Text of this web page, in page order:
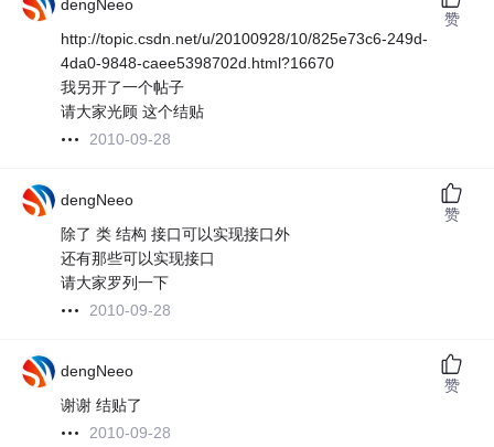
dengNeeo
http://topic.csdn.net/u/20100928/10/825e73c6-249d-
4da0-9848-caee5398702d.html?16670
我另开了一个帖子
请大家光顾 这个结贴
2010-09-28
赞
dengNeeo
除了 类 结构 接口可以实现接口外
还有那些可以实现接口
请大家罗列一下
2010-09-28
赞
dengNeeo
谢谢 结贴了
2010-09-28
赞